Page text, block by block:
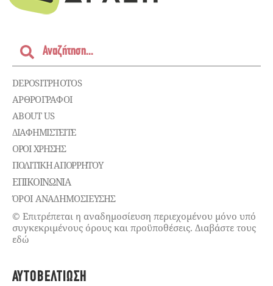
DEPOSITPHOTOS
ΑΡΘΡΟΓΡΑΦΟΙ
ABOUT US
ΔΙΑΦΗΜΙΣΤΕΊΤΕ
ΌΡΟΙ ΧΡΉΣΗΣ
ΠΟΛΙΤΙΚΉ ΑΠΟΡΡΉΤΟΥ
ΕΠΙΚΟΙΝΩΝΊΑ
ΌΡΟΙ ΑΝΑΔΗΜΟΣΙΕΥΣΗΣ
© Επιτρέπεται η αναδημοσίευση περιεχομένου μόνο υπό
συγκεκριμένους όρους και προϋποθέσεις. Διαβάστε τους
εδώ
ΑΥΤΟΒΕΛΤΊΩΣΗ